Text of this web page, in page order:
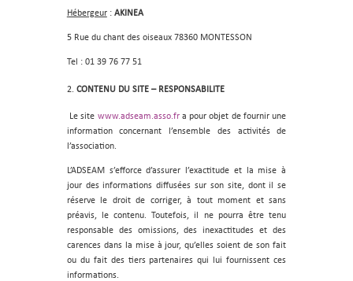
Hébergeur: AKINEA
5 Rue du chant des oiseaux 78360 MONTESSON
Tel : 01 39 76 77 51
CONTENU DU SITE – RESPONSABILITE
Le site www.adseam.asso.fra pour objet de fournir une
information concernant l’ensemble des activités de
l’association.
L’ADSEAM s’efforce d’assurer l’exactitude et la mise à
jour des informations diffusées sur son site, dont il se
réserve le droit de corriger, à tout moment et sans
préavis, le contenu. Toutefois, il ne pourra être tenu
responsable des omissions, des inexactitudes et des
carences dans la mise à jour, qu’elles soient de son fait
ou du fait des tiers partenaires qui lui fournissent ces
informations.